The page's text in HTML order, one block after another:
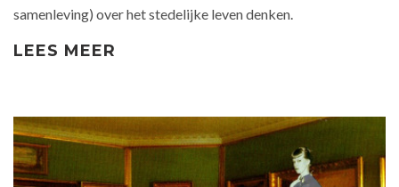
samenleving) over het stedelijke leven denken.
LEES MEER